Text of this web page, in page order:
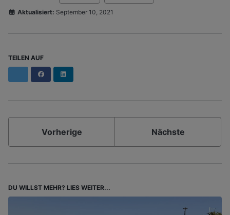
Aktualisiert: September 10, 2021
TEILEN AUF
Facebook
Vorherige Nächste
DU WILLST MEHR? LIES WEITER...